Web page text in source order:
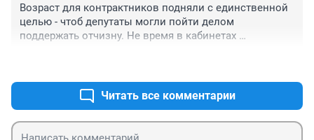
Возраст для контрактников подняли с единственной
целью - чтоб депутаты могли пойти делом
поддержать отчизну. Не время в кабинетах
Читать все комментарии